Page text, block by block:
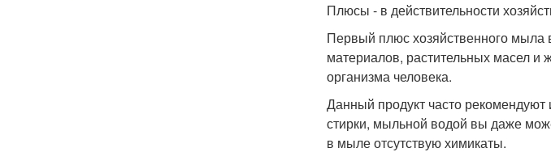
Плюсы - в действительности
Первый плюс хозяйственного мыла
материалов, растительных масел
организма человека.
Данный продукт часто рекомендуют
стирки, мыльной водой вы даже
в мыле отсутствую химикаты.